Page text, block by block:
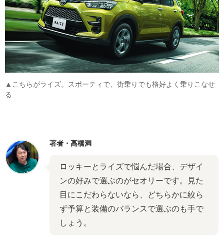
▲こちらがライズ。スポーティで、街乗りでも格好よく乗りこなせ
る
著者・高橋満
ロッキーとライズで悩んだ場合、デザイ
ンの好みで選ぶのがセオリーです。見た
目にこだわらないなら、どちらかに絞ら
ず予算と装備のバランスで選ぶのも手で
しょう。